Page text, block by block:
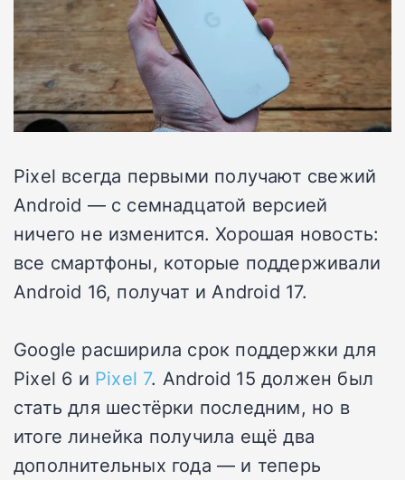
Pixel всегда первыми получают свежий
Android — с семнадцатой версией
ничего не изменится. Хорошая новость:
все смартфоны, которые поддерживали
Android 16, получат и Android 17.
Google расширила срок поддержки для
Pixel 6 и Pixel 7. Android 15 должен был
стать для шестёрки последним, но в
итоге линейка получила ещё два
дополнительных года — и теперь